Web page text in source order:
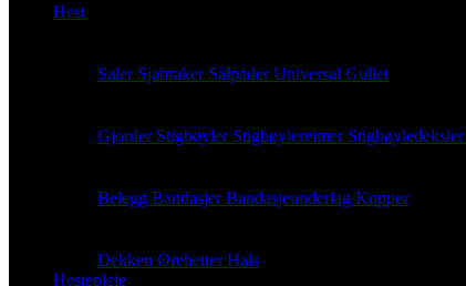
Hest
Saler Sjabraker SalpaderUniversal Gullet
Gjorder Stigbøyler Stigbøylereimer Stigbøyledeksler
Belegg BandasjerBandasjeunderlag Kopper
Dekken ØrehetterHals
Hestepleie